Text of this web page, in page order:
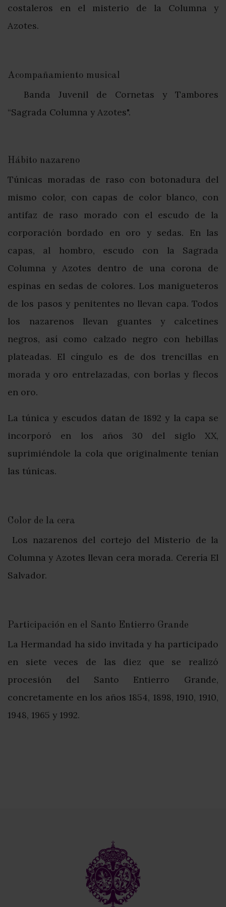
costaleros en el misterio de la Columna y
Azotes.
Acompañamiento musical
Banda Juvenil de Cornetas y Tambores
“Sagrada Columna y Azotes".
Hábito nazareno
Túnicas moradas de raso con botonadura del
mismo color, con capas de color blanco, con
antifaz de raso morado con el escudo de la
corporación bordado en oro y sedas. En las
capas, al hombro, escudo con la Sagrada
Columna y Azotes dentro de una corona de
espinas en sedas de colores. Los manigueteros
de los pasos y penitentes no llevan capa. Todos
los nazarenos llevan guantes y calcetines
negros, así como calzado negro con hebillas
plateadas. El cíngulo es de dos trencillas en
morada y oro entrelazadas, con borlas y flecos
en oro.
La túnica y escudos datan de 1892 y la capa se
incorporó en los años 30 del siglo XX,
suprimiéndole la cola que originalmente tenían
las túnicas.
Color de la cera
Los nazarenos del cortejo del Misterio de la
Columna y Azotes llevan cera morada. Cerería El
Salvador.
Participación en el Santo Entierro Grande
La Hermandad ha sido invitada y ha participado
en siete veces de las diez que se realizó
procesión del Santo Entierro Grande,
concretamente en los años 1854, 1898, 1910, 1910,
1948, 1965 y 1992.